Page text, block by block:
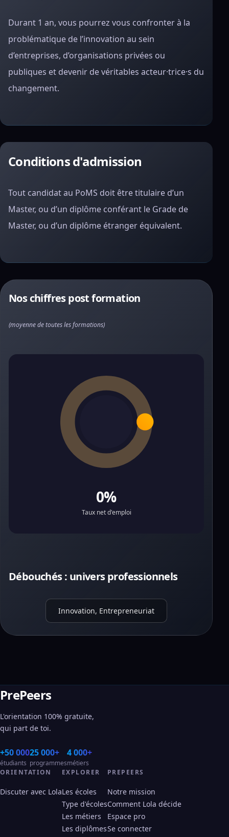
Durant 1 an, vous pourrez vous confronter à la
problématique de l’innovation au sein
d’entreprises, d’organisations privées ou
publiques et devenir de véritables acteur·trice·s du
changement.
Conditions d'admission
Tout candidat au PoMS doit être titulaire d’un
Master, ou d’un diplôme conférant le Grade de
Master, ou d’un diplôme étranger équivalent.
Nos chiffres post formation
(moyenne de toutes les formations)
0%
Taux net d'emploi
Débouchés : univers professionnels
Innovation, Entrepreneuriat
PrePeers
L'orientation 100% gratuite,
qui part de toi.
+50 000
étudiants
25 000+
programmes
4 000+
métiers
ORIENTATION
Discuter avec Lola
EXPLORER
Les écoles
Type d'écoles
Les métiers
Les diplômes
PREPEERS
Notre mission
Comment Lola décide
Espace pro
Se connecter